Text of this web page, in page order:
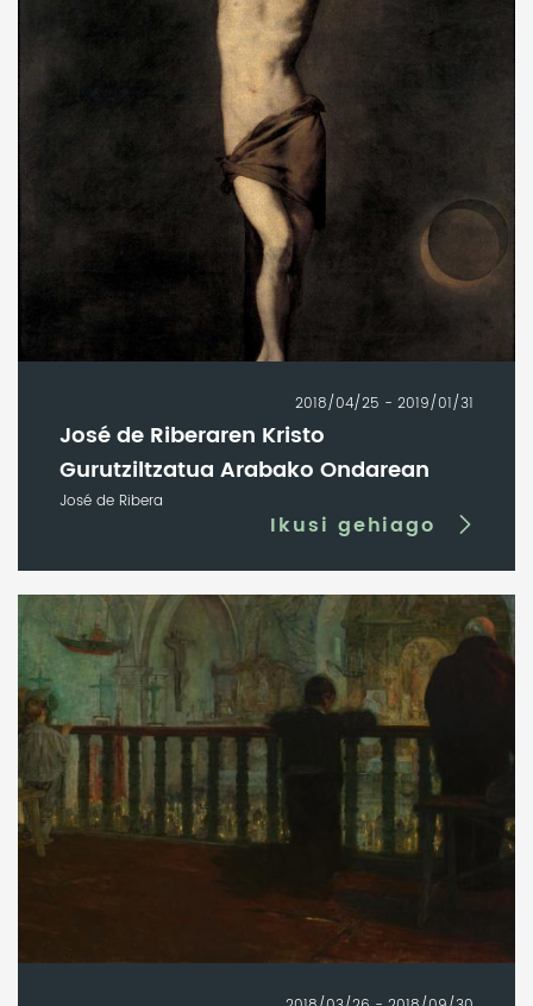
2018/04/25 - 2019/01/31
José de Riberaren Kristo
Gurutziltzatua Arabako Ondarean
José de Ribera
Ikusi gehiago